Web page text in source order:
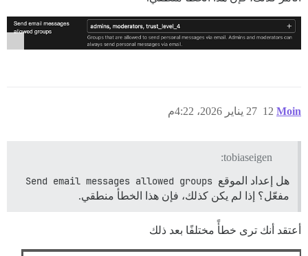
Moin 27 يناير 2026، 4:22م 12
tobiaseigen:
هل إعداد الموقع Send email messages allowed groups
مفعّل؟ إذا لم يكن كذلك، فإن هذا الخطأ منطقي.
أعتقد أنك ترى خطأً مختلفًا بعد ذلك